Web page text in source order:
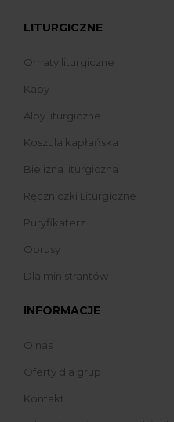
LITURGICZNE
Ornaty liturgiczne
Kapy
Alby liturgiczne
Koszula kapłańska
Bielizna liturgiczna
Ręczniczki Liturgiczne
Puryfikaterz
Obrusy
Dla ministrantów
INFORMACJE
O nas
Oferty dla grup
Kontakt